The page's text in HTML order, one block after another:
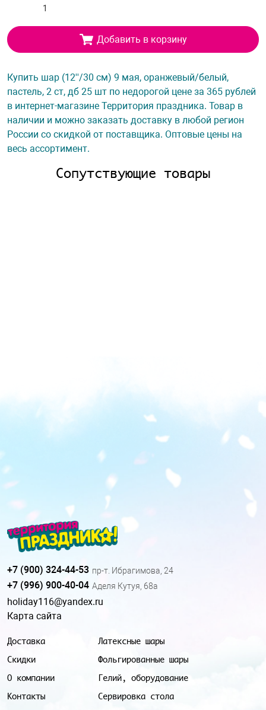
Добавить в корзину
Купить шар (12''/30 см) 9 мая, оранжевый/белый,
пастель, 2 ст, дб 25 шт по недорогой цене за 365 рублей
в интернет-магазине Территория праздника. Товар в
наличии и можно заказать доставку в любой регион
России со скидкой от поставщика. Оптовые цены на
весь ассортимент.
Сопутствующие товары
Доставка
Скидки
О компании
Контакты
Латексные шары
Фольгированные шары
Гелий, оборудование
Сервировка стола
+7 (900) 324-44-53 пр-т. Ибрагимова, 24
+7 (996) 900-40-04 Аделя Кутуя, 68а
holiday116@yandex.ru
Карта сайта